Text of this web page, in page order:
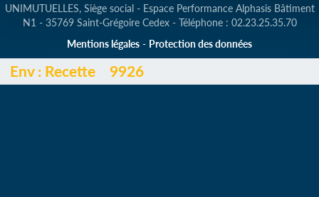
UNIMUTUELLES, Siège social - Espace Performance Alphasis Bâtiment
N1 - 35769 Saint-Grégoire Cedex - Téléphone : 02.23.25.35.70
Mentions légales - Protection des données
Env :Recette 9926